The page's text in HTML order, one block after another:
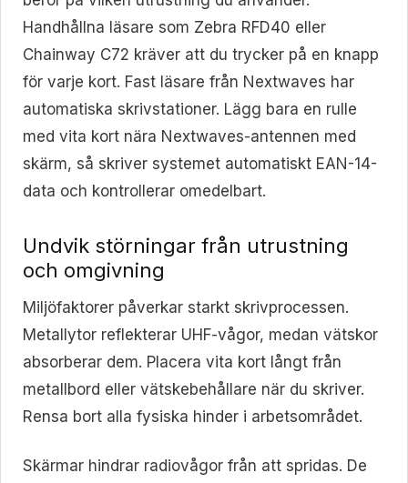
Handhållna läsare som Zebra RFD40 eller
Chainway C72 kräver att du trycker på en knapp
för varje kort. Fast läsare från Nextwaves har
automatiska skrivstationer. Lägg bara en rulle
med vita kort nära Nextwaves-antennen med
skärm, så skriver systemet automatiskt EAN-14-
data och kontrollerar omedelbart.
Undvik störningar från utrustning
och omgivning
Miljöfaktorer påverkar starkt skrivprocessen.
Metallytor reflekterar UHF-vågor, medan vätskor
absorberar dem. Placera vita kort långt från
metallbord eller vätskebehållare när du skriver.
Rensa bort alla fysiska hinder i arbetsområdet.
Skärmar hindrar radiovågor från att spridas. De